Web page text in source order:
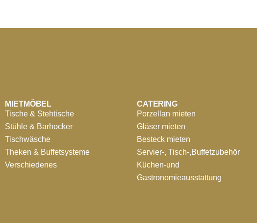
MIETMÖBEL
Tische & Stehtische
Stühle & Barhocker
Tischwäsche
Theken & Buffetsysteme
Verschiedenes
CATERING
Porzellan mieten
Gläser mieten
Besteck mieten
Servier-, Tisch-,Buffetzubehör
Küchen-und
Gastronomieausstattung